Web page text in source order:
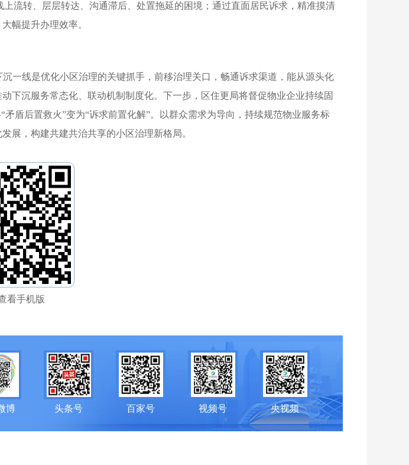
流转、层层转达、沟通滞后、处置拖延的困境；通过直面居民诉求，精准摸清
幅提升办理效率。
一线是优化小区治理的关键抓手，前移治理关口，畅通诉求渠道，能从源头化
下沉服务常态化、联动机制制度化。下一步，区住更局将督促物业企业持续固
盾后置救火”变为“诉求前置化解”。以群众需求为导向，持续规范物业服务标
展，构建共建共治共享的小区治理新格局。
看手机版
博 头条号 百家号 视频号 央视频